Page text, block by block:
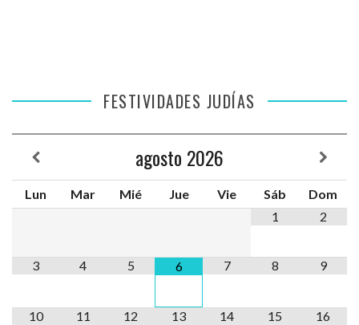
FESTIVIDADES JUDÍAS
agosto 2026
Lun Mar Mié Jue Vie Sáb
Dom
1
2
3 4 5 6 7 8 9
10 11 12 13 14 15 16